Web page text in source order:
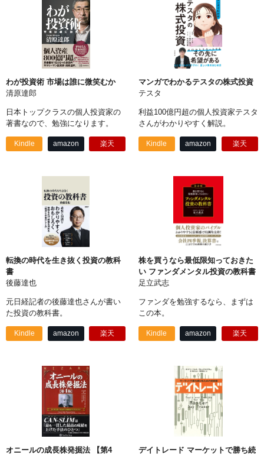
わが投資術 市場は誰に微笑むか
清原達郎
日本トップクラスの個人投資家の
著書なので、勉強になります。
Kindle amazon 楽天
マンガでわかるテスタの株式投資
テスタ
利益100億円超の個人投資家テスタ
さんがわかりやすく解説。
Kindle amazon 楽天
転換の時代を生き抜く投資の教科
書
後藤達也
元日経記者の後藤達也さんが書い
た投資の教科書。
Kindle amazon 楽天
株を買うなら最低限知っておきた
い ファンダメンタル投資の教科書
足立武志
ファンダを勉強するなら、まずは
この本。
Kindle amazon 楽天
オニールの成長株発掘法 【第4 デイトレード マーケットで勝ち続